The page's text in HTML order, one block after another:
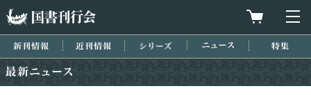
買物カゴを
新刊情報 近刊情報 シリーズ ニュース